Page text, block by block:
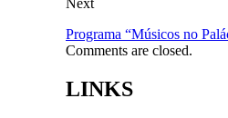
Programa “Músicos no
Comments are closed.
LINKS